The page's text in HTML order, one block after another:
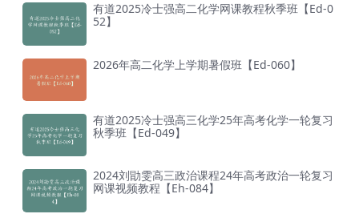
有道2025冷士强高二化学网课教程秋季班【Ed-0
52】
2026年高二化学上学期暑假班【Ed-060】
有道2025冷士强高三化学25年高考化学一轮复习
秋季班【Ed-049】
2024刘勖雯高三政治课程24年高考政治一轮复习
网课视频教程【Eh-084】